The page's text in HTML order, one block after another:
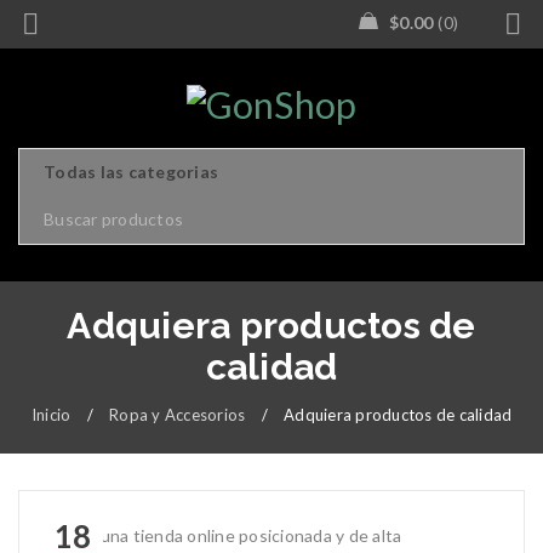
$0.00 0
Adquiera productos de
calidad
Inicio / Ropa y Accesorios / Adquiera productos de calidad
18
Somos una tienda online posicionada y de alta